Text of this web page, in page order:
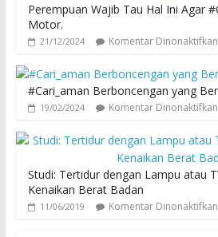
Perempuan Wajib Tau Hal Ini Agar
Motor.
21/12/2024 Komentar Dinonaktifkan
#Cari_aman Berboncengan yang
19/02/2024 Komentar Dinonaktifkan
Studi: Tertidur dengan Lampu atau
Kenaikan Berat Badan
11/06/2019 Komentar Dinonaktifkan